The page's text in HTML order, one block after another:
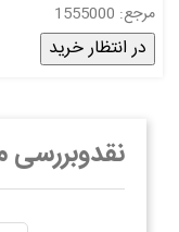
مرجع: 1555000
در انتظار خرید